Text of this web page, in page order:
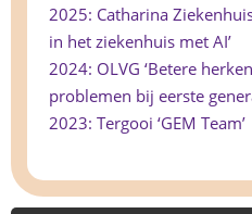
2025: Catharina
in het ziekenhuis met AI’
2024: OLVG ‘Betere
problemen bij eerste
2023: Tergooi ‘GEM Team’